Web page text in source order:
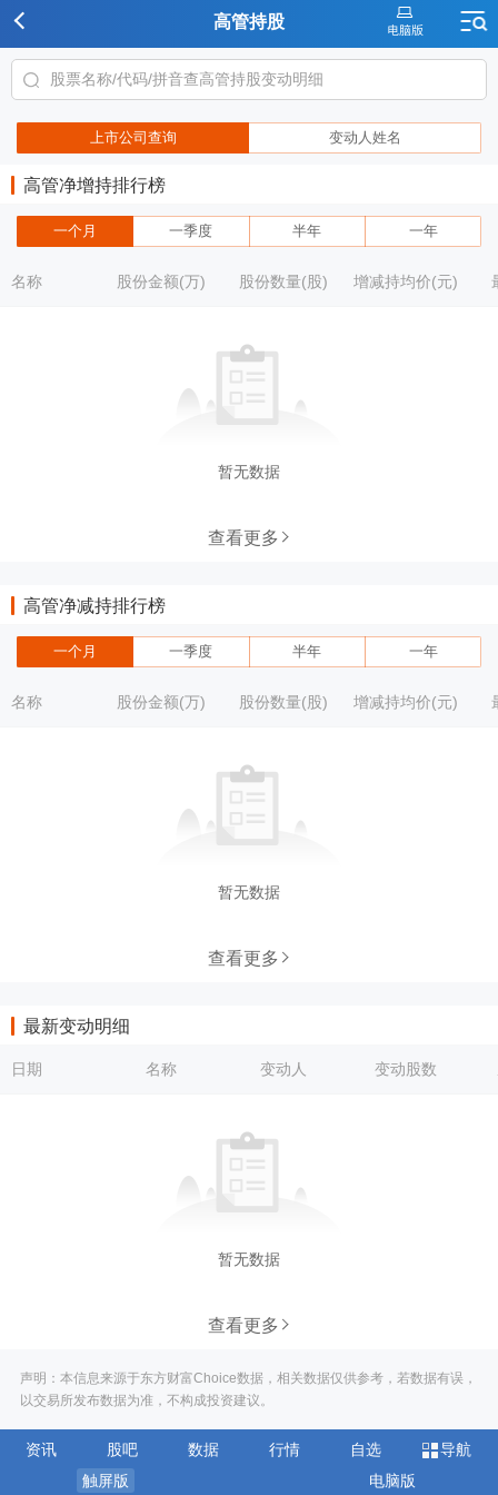
高管持股
上市公司查询 变动人姓名
高管净增持排行榜
一个月 一季度 半年 一年
名称 股份金额(万) 股份数量(股) 增减持均价(元)
暂无数据
查看更多
高管净减持排行榜
一个月 一季度 半年 一年
名称 股份金额(万) 股份数量(股) 增减持均价(元)
暂无数据
查看更多
最新变动明细
日期 名称 变动人 变动股数
暂无数据
查看更多
声明：本信息来源于东方财富Choice数据，相关数据仅供参考，若数据有误，
以交易所发布数据为准，不构成投资建议。
资讯 股吧 数据 行情 自选
导航
触屏版
电脑版